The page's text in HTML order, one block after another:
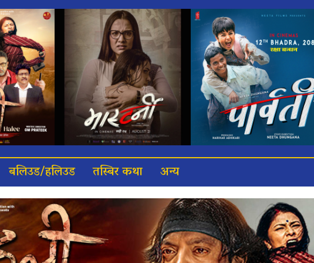
बलिउड/हलिउड तस्बिर कथा अन्य